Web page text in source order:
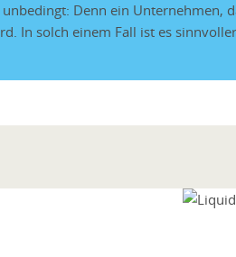
Denn ein Unternehmen,
In solch einem Fall ist es